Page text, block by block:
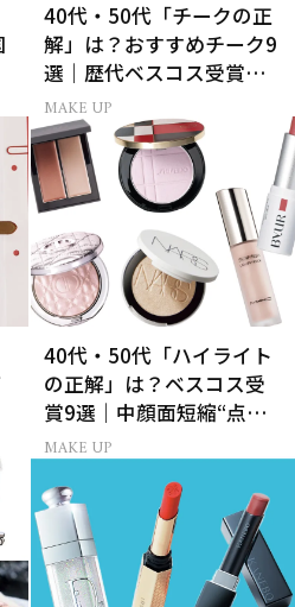
40代・50代「チークの正
解」は？おすすめチーク9
選｜歴代ベスコス受賞ま
とめ＆正しい使い方
MAKE UP
40代・50代「ハイライト
の正解」は？ベスコス受
賞9選｜中顔面短縮“点置
き”メイク法も
MAKE UP